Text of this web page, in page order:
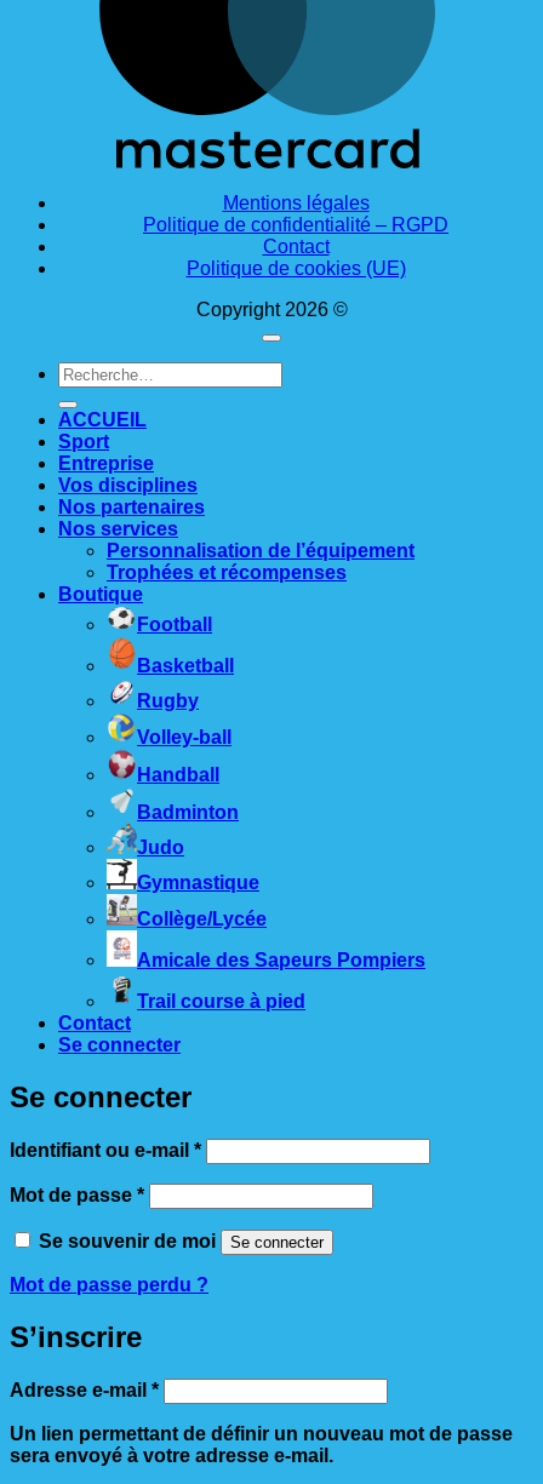
Mentions légales
Politique de confidentialité – RGPD
Contact
Politique de cookies (UE)
Copyright 2026 ©
Recherche
pour :
ACCUEIL
Sport
Entreprise
Vos disciplines
Nos partenaires
Nos services
Personnalisation de l’équipement
Trophées et récompenses
Boutique
Football
Basketball
Rugby
Volley-ball
Handball
Badminton
Judo
Gymnastique
Collège/Lycée
Amicale des Sapeurs Pompiers
Trail course à pied
Contact
Se connecter
Se connecter
Identifiant ou e-mail *Obligatoire
Mot de passe *Obligatoire
Se souvenir de moi Se connecter
Mot de passe perdu ?
S’inscrire
Adresse e-mail *Obligatoire
Un lien permettant de définir un nouveau mot de passe
sera envoyé à votre adresse e-mail.